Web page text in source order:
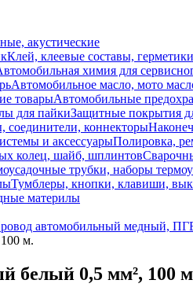
акустические
Клей, клеевые составы, герметики
химия для
Автомобильное масло, мото
товарыАвтомобильные
для пайкиЗащитные покрытия
соединители, коннекторы
и аксессуарыПолировка,
колец, шайб, шплинтов
трубки, наборы
Тумблеры, кнопки, клавиши,
материлы
автомобильный медный,
м.
белый 0,5 мм², 100